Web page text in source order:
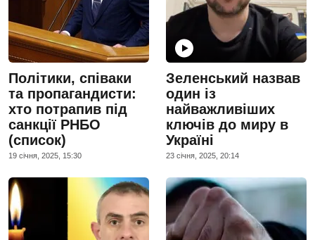
Політики, співаки
та пропагандисти:
хто потрапив під
санкції РНБО
(список)
19 сiчня, 2025, 15:30
Зеленський назвав
один із
найважливіших
ключів до миру в
Україні
23 сiчня, 2025, 20:14